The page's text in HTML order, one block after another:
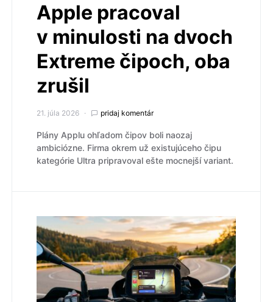
Apple pracoval
v minulosti na dvoch
Extreme čipoch, oba
zrušil
21. júla 2026 pridaj komentár
Plány Applu ohľadom čipov boli naozaj
ambiciózne. Firma okrem už existujúceho čipu
kategórie Ultra pripravoval ešte mocnejší variant.